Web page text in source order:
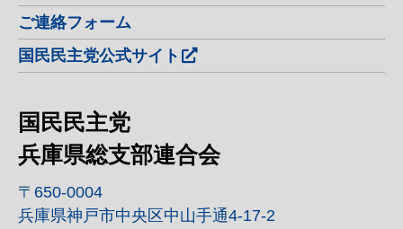
ご連絡フォーム
国民民主党公式サイト
国民民主党
兵庫県総支部連合会
〒650-0004
兵庫県神戸市中央区中山手通4-17-2